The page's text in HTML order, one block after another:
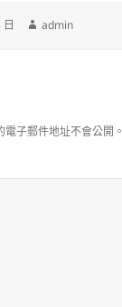
作
admin
子郵件地址不會公開。